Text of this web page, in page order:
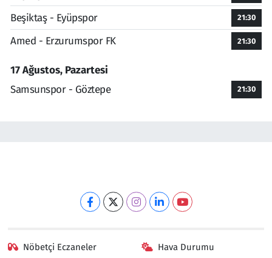
Beşiktaş - Eyüpspor 21:30
Amed - Erzurumspor FK 21:30
17 Ağustos, Pazartesi
Samsunspor - Göztepe
21:30
Nöbetçi Eczaneler Hava Durumu